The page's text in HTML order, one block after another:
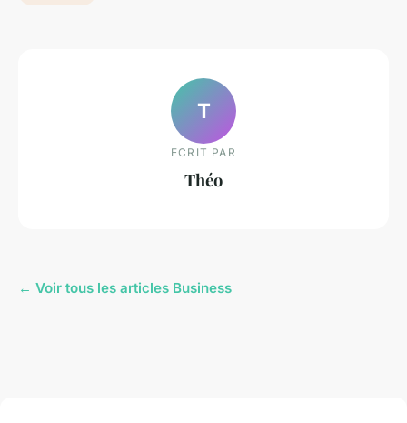
T
ECRIT PAR
Théo
← Voir tous les articles Business